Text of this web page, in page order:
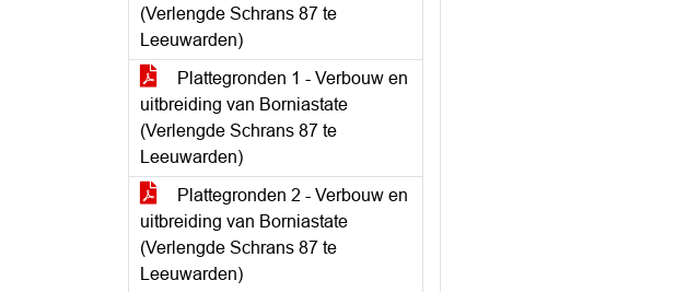
(Verlengde Schrans 87 te
Leeuwarden)
Plattegronden 1 - Verbouw en
uitbreiding van Borniastate
(Verlengde Schrans 87 te
Leeuwarden)
Plattegronden 2 - Verbouw en
uitbreiding van Borniastate
(Verlengde Schrans 87 te
Leeuwarden)